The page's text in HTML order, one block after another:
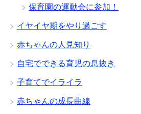
保育園の運動会に参加！
イヤイヤ期をやり過ごす
赤ちゃんの人見知り
自宅でできる育児の息抜き
子育てでイライラ
赤ちゃんの成長曲線